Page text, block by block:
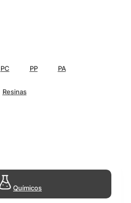
PC PP
PA
Resinas
Químicos